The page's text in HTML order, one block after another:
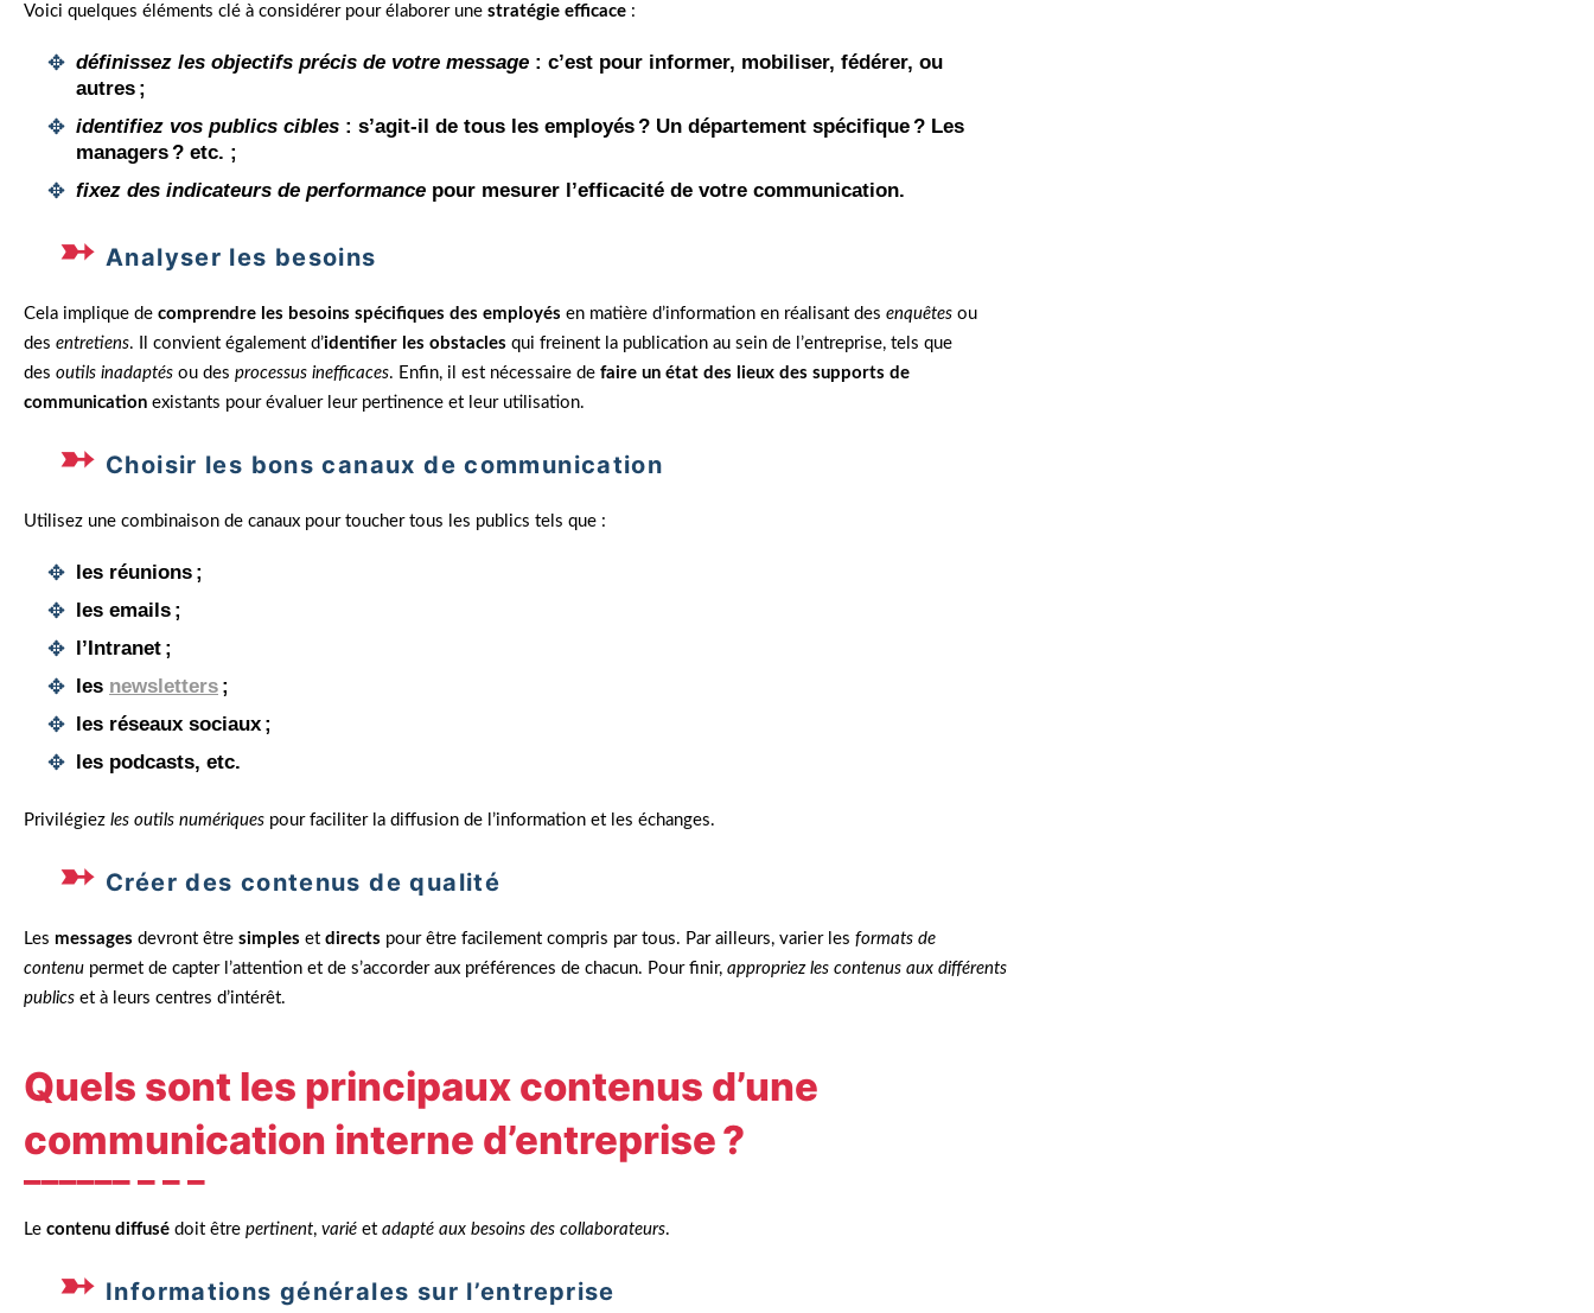
Voici quelques éléments clé à considérer pour élaborer une stratégie efficace :
définissez les objectifs précis de votre message : c’est pour informer, mobiliser, fédérer, ou
autres ;
identifiez vos publics cibles : s’agit-il de tous les employés ? Un département spécifique ? Les
managers ? etc. ;
fixez des indicateurs de performance pour mesurer l’efficacité de votre communication.
Analyser les besoins
Cela implique de comprendre les besoins spécifiques des employés en matière d’information en réalisant des enquêtes ou
des entretiens. Il convient également d’identifier les obstacles qui freinent la publication au sein de l’entreprise, tels que
des outils inadaptés ou des processus inefficaces. Enfin, il est nécessaire de faire un état des lieux des supports de
communication existants pour évaluer leur pertinence et leur utilisation.
Choisir les bons canaux de communication
Utilisez une combinaison de canaux pour toucher tous les publics tels que :
les réunions ;
les emails ;
l’Intranet ;
les newsletters ;
les réseaux sociaux ;
les podcasts, etc.
Privilégiez les outils numériques pour faciliter la diffusion de l’information et les échanges.
Créer des contenus de qualité
Les messages devront être simples et directs pour être facilement compris par tous. Par ailleurs, varier les formats de
contenu permet de capter l’attention et de s’accorder aux préférences de chacun. Pour finir, appropriez les contenus aux différents
publics et à leurs centres d’intérêt.
Quels sont les principaux contenus d’une
communication interne d’entreprise ?
Le contenu diffusé doit être pertinent, varié et adapté aux besoins des collaborateurs.
Informations générales sur l’entreprise